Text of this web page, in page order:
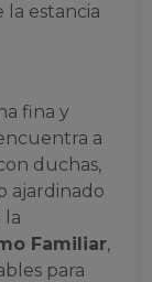
la estancia
fina y
a
duchas,
ajardinado
la
Familiar,
para